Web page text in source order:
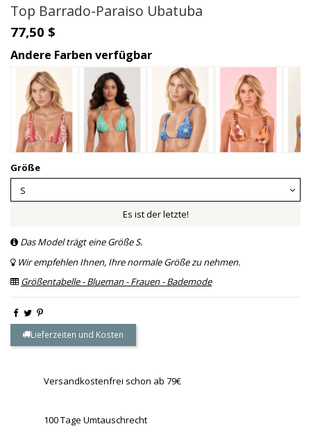
Top Barrado-Paraiso Ubatuba
77,50 $
Andere Farben verfügbar
Größe
Es ist der letzte!
Das Model trägt eine Größe S.
Wir empfehlen Ihnen, Ihre normale Größe zu nehmen.
Größentabelle - Blueman - Frauen - Bademode
Lieferzeiten und Kosten
Versandkostenfrei schon ab 79€
100 Tage Umtauschrecht